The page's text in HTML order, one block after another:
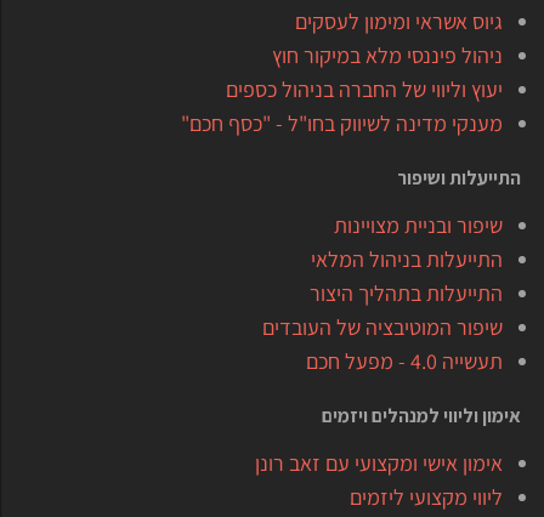
גיוס אשראי ומימון לעסקים
ניהול פיננסי מלא במיקור חוץ
יעוץ וליווי של החברה בניהול כספים
מענקי מדינה לשיווק בחו"ל - "כסף חכם"
התייעלות ושיפור
שיפור ובניית מצויינות
התייעלות בניהול המלאי
התייעלות בתהליך היצור
שיפור המוטיבציה של העובדים
תעשייה 4.0 - מפעל חכם
אימון וליווי למנהלים ויזמים
אימון אישי ומקצועי עם זאב רונן
ליווי מקצועי ליזמים